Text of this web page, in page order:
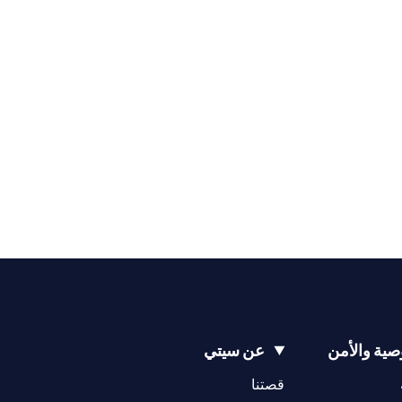
والأمن
opens in a new tab
عن سيتي
قصتناopens in a new tab